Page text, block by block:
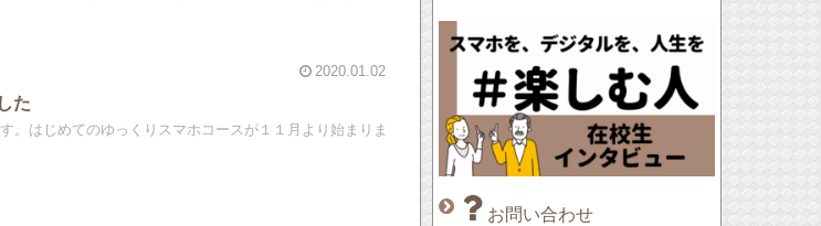
2020.01.02
た
。はじめてのゆっくりスマホコースが１１月より始まりま
お問い合わせ